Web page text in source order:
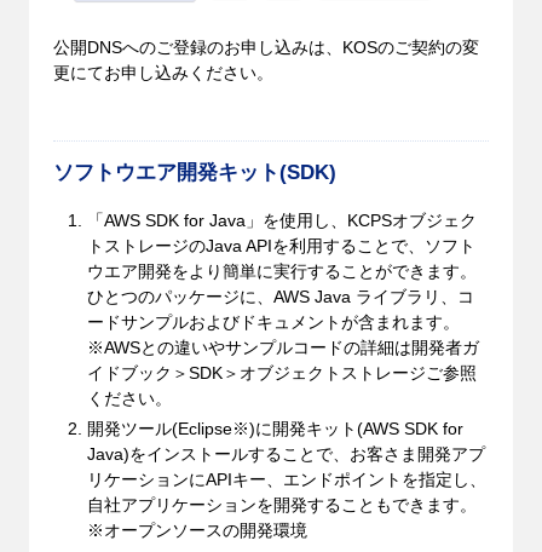
公開DNSへのご登録のお申し込みは、KOSのご契約の変
更にてお申し込みください。
ソフトウエア開発キット(SDK)
「AWS SDK for Java」を使用し、KCPSオブジェク
トストレージのJava APIを利用することで、ソフト
ウエア開発をより簡単に実行することができます。
ひとつのパッケージに、AWS Java ライブラリ、コ
ードサンプルおよびドキュメントが含まれます。
※AWSとの違いやサンプルコードの詳細は開発者ガ
イドブック＞SDK＞オブジェクトストレージご参照
ください。
開発ツール(Eclipse※)に開発キット(AWS SDK for
Java)をインストールすることで、お客さま開発アプ
リケーションにAPIキー、エンドポイントを指定し、
自社アプリケーションを開発することもできます。
※オープンソースの開発環境